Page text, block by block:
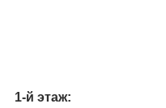
1-й этаж: